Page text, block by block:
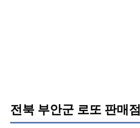
전북 부안군 로또 판매점